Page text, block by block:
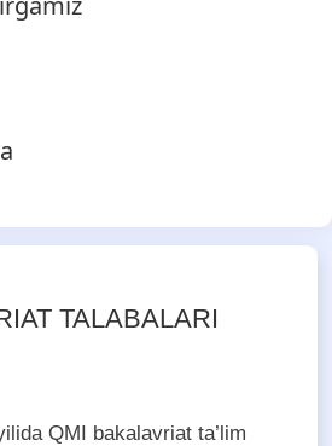
TALABALARI
QMI bakalavriat ta’lim